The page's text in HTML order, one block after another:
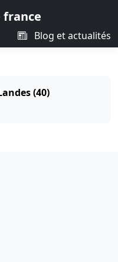
Blog et actualités
(40)